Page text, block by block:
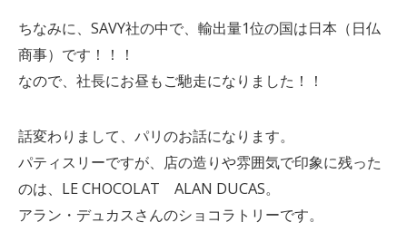
ちなみに、SAVY社の中で、輸出量1位の国は日本（日仏
商事）です！！！
なので、社長にお昼もご馳走になりました！！
話変わりまして、パリのお話になります。
パティスリーですが、店の造りや雰囲気で印象に残った
のは、LE CHOCOLAT ALAN DUCAS。
アラン・デュカスさんのショコラトリーです。